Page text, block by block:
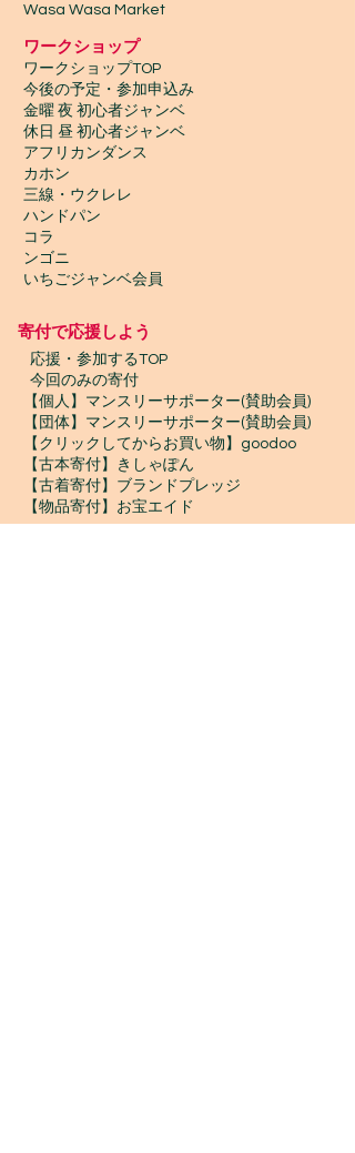
Wasa Wasa Market​
​ワークショップ
ワークショップTOP
今後の予定・参加申込み
金曜 夜 初心者ジャンベ
休日 昼 初心者ジャンベ
アフリカンダンス
カホン
三線・ウクレレ
ハンドパン
コラ
ンゴニ
いちごジャンベ会員
寄付で応援しよう
応援・参加するTOP
今回のみの寄付
【個人】マンスリーサポーター(賛助会員)
【団体】マンスリーサポーター(賛助会員)
【クリックしてからお買い物】goodoo
【古本寄付】きしゃぽん
【古着寄付】ブランドプレッジ
【物品寄付】お宝エイド